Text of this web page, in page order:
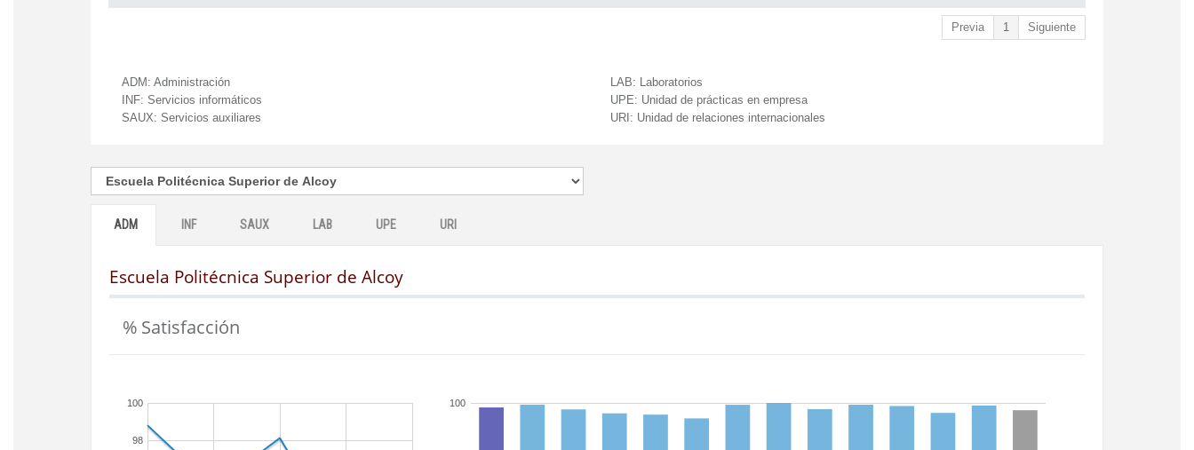
Previa 1 Siguiente
ADM: Administración
INF: Servicios informáticos
SAUX: Servicios auxiliares
LAB: Laboratorios
UPE: Unidad de prácticas en empresa
URI: Unidad de relaciones internacionales
ADM INF SAUX LAB UPE URI
Escuela Politécnica Superior de Alcoy
% Satisfacción
98
100 100